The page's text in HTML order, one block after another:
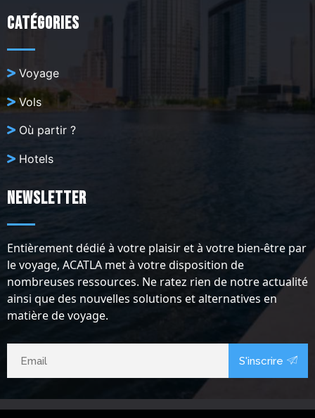
Catégories
Voyage
Vols
Où partir ?
Hotels
Newsletter
Entièrement dédié à votre plaisir et à votre bien-être par
le voyage, ACATLA met à votre disposition de
nombreuses ressources. Ne ratez rien de notre actualité
ainsi que des nouvelles solutions et alternatives en
matière de voyage.
S'inscrire